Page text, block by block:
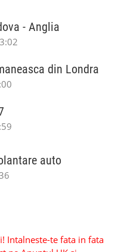
- Anglia
din Londra
auto
Intalneste-te fata in fata